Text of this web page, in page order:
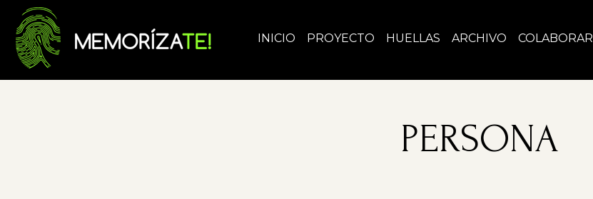
INICIO PROYECTO HUELLAS ARCHIVO COLABORAR
PERSONA